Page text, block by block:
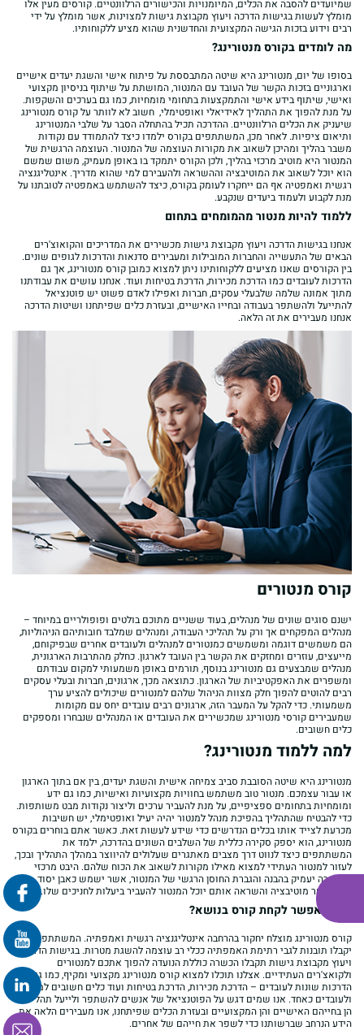
פרונטלי זום
שמיועדים להסבה את הכלים, המיומנויות והכישורים הרלוונטיים. קורסים מעין אלו
מומלץ לעשות בגישות הדרכה ויעוץ מקבוצת גישות למצוינות, אשר מומלץ על ידי
רבים וידוע בזכות הגישה המקצועית והחדשנית שהוא מציע ללקוחותיו.
מה לומדים בקורס מנטורינג?
בסופו של יום, מנטורינג היא שיטה המתבססת על פיתוח אישי והשגת יעדים אישיים
וארגוניים בזכות הקשר של העובד עם המנטור, המושתת על שיתוף בניסיון מקצועי
ואישי, שיתוף בידע אישי והתמקצעות בתחומי מומחיות, כמו גם בערכים והשקפות.
על מנת להפוך את התהליך לאידיאלי ואופטימלי, חשוב לא לוותר על קורס מנטורינג
שיעניק את הכלים הרלוונטיים. ההדרכה תכיל בהתחלה הסבר על שלבי המנטורינג
ותיאום ציפיות. לאחר מכן, המשתתפים בקורס ילמדו כיצד להתמודד עם נקודות
משבר בהליך ומהיכן לשאוב את מקורות העוצמה של המנטור. העוצמה הרגשית של
המנטור היא מוטיב מרכזי בהליך, ולכן הקורס יתמקד בו באופן מעמיק, משום שמשם
הוא יוכל לשאוב את המוטיבציה וההשראה ולהעבירם למי שהוא מדריך. אינטליגנציה
רגשית ואמפטיה אף הם ייחקרו לעומק בקורס, כיצד להשתמש באמפטיה לטובתנו על
מנת לקבוע ולעמוד ביעדים שנקבע.
ללמוד להיות מנטור מהמומחים בתחום
אנחנו בגישות הדרכה ויעוץ מקבוצת גישות מכשירים את המדריכים והקואוצ'רים
הבאים של התעשייה והחברות המובילות ומעבירים סדנאות והדרכות לגופים שונים.
בין הקורסים שאנו מציעים ללקוחותינו ניתן למצוא כמובן קורס מנטורינג, אך גם
הדרכות לעובדים כמו הדרכת מכירות, הדרכת בטיחות ועוד. אנחנו עושים את עבודתנו
מתוך אמונה שלמה שלבעלי עסקים, חברות ואפילו לאדם פשוט יש פוטנציאל
להתייעל ולהשתפר בעבודה ובחייו האישיים, ובעזרת כלים שפיתחנו ושיטות הדרכה
אנחנו מעבירים את זה הלאה.
קורס מנטורים
ישנם סוגים שונים של מנהלים, בעוד ששניים מתוכם בולטים ופופולריים במיוחד –
מנהלים המפקחים אך ורק על תהליכי העבודה, ומנהלים שמלבד חובותיהם הניהוליות,
הם משמשים דוגמה ומשמשים כמנטורים למנהלים ולעובדים אחרים שבפיקוחם,
מייעצים, עוזרים ומחזקים את הקשר בין העובד לארגון. כחלק מהתרבות הארגונית,
מנהלים שמבצעים גם מנטורינג בנוסף, תורמים באופן משמעותי למקום עבודתם
ומשפרים את האפקטיביות של הארגון. כתוצאה מכך, ארגונים, חברות ובעלי עסקים
רבים להוטים להפוך חלק מצוות הניהול שלהם למנטורים שיכולים להציע ערך
משמעותי. כדי להקל על המעבר הזה, ארגונים רבים עובדים יחס עם מקומות
שמעבירים קורסי מנטורינג שמכשירים את העובדים או המנהלים שנבחרו ומספקים
כלים חשובים.
למה ללמוד מנטורינג?
מנטורינג היא שיטה הסובבת סביב צמיחה אישית והשגת יעדים, בין אם בתוך הארגון
או עבור עצמכם. מנטור טוב משתמש בחוויות מקצועיות ואישיות, כמו גם ידע
ומומחיות בתחומים ספציפיים, על מנת להעביר ערכים וליצור נקודות מבט משותפות.
כדי להבטיח שהתהליך בהפיכת מנהל למנטור יהיה יעיל ואופטימלי, יש חשיבות
מכרעת לצייד אותו בכלים הנדרשים כדי שידע לעשות זאת. כאשר אתם בוחרים בקורס
מנטורינג, הוא יספק סקירה כללית של השלבים השונים בהדרכה, ילמד את
המשתתפים כיצד לנווט דרך מצבים מאתגרים שעלולים להיווצר במהלך התהליך ובכך,
לעזור למנטור העתידי למצוא מאילו מקורות לשאוב את הכוח שלהם. היבט מרכזי
בהכשרה יעמיק בהבנה והגברת החוסן הרגשי של המנטור, אשר ישמש כאבן יסוד
שתאפשר מוטיבציה והשראה אותם יוכל המנטור להעביר ביעלות לחניכים שלו.
איפה אפשר לקחת קורס בנושא?
קורס מנטורינג מוצלח יחקור בהרחבה אינטליגנציה רגשית ואמפתיה. המשתתפים
יקבלו תובנות לגבי רתימת האמפתיה ככלי רב עוצמה להשגת מטרות. בגישות הדרכה
ויעוץ מקבוצת גישות תקבלו הכשרה כוללת הנועדה להפוך אתכם למנטורים
ולקואצ'רים העתידיים. אצלנו תוכלו למצוא קורס מנטורינג מקצועי ומקיף, כמו גם,
הדרכות שונות לעובדים – הדרכת מכירות, הדרכת בטיחות ועוד כלים חשובים למנהלים
ולעובדים כאחד. אנו שמים דגש על הפוטנציאל של אנשים להשתפר ולייעל תהליכים
הן בחייהם האישיים והן המקצועיים ובעזרת הכלים שפיתחנו, אנו מעבירים הלאה את
הידע הנרחב שברשותנו כדי לשפר את חייהם של אחרים.